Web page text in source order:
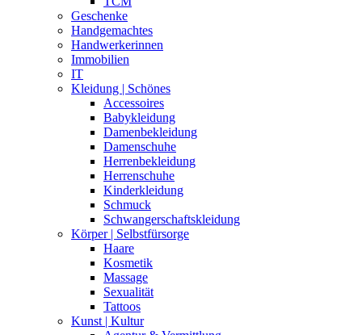
Geschenke
Handgemachtes
Handwerkerinnen
Immobilien
IT
Kleidung | Schönes
Accessoires
Babykleidung
Damenbekleidung
Damenschuhe
Herrenbekleidung
Herrenschuhe
Kinderkleidung
Schmuck
Schwangerschaftskleidung
Körper | Selbstfürsorge
Haare
Kosmetik
Massage
Sexualität
Tattoos
Kunst | Kultur